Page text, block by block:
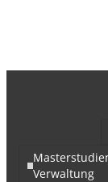
Verwaltung